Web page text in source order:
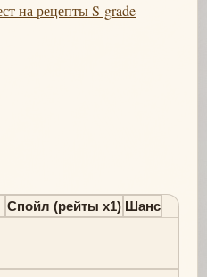
на рецепты S-grade
Спойл (рейты х1) Шанс